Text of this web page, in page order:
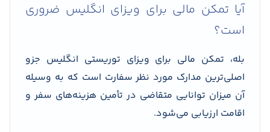
آیا تمکن مالی برای ویزای انگلیس ضروری
است؟
بله، تمکن مالی برای ویزای توریستی انگلیس جزو
اصلی‌ترین مدارک مورد نظر سفارت است که به وسیله
آن میزان توانایی متقاضی در تأمین هزینه‌های سفر و
اقامت ارزیابی می‌شود.